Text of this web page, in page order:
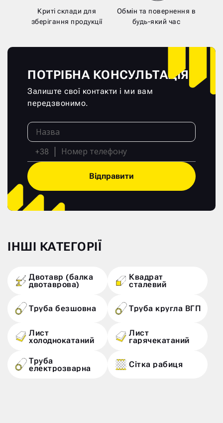
Криті склади для
зберігання продукції
Обмін та повернення в
будь-який час
ПОТРІБНА КОНСУЛЬТАЦІЯ?
Залиште свої контакти і ми вам
передзвонимо.
+38
Відправити
ІНШІ КАТЕГОРІЇ
Двотавр (балка
двотаврова)
Квадрат
сталевий
Труба безшовна Труба кругла ВГП
Лист
холоднокатаний
Лист
гарячекатаний
Труба
електрозварна Сітка рабиця